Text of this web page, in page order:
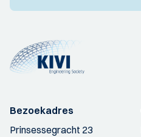
Bezoekadres
Prinsessegracht 23